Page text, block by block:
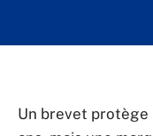
Un brevet